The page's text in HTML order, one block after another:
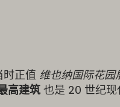
正值 维也纳国际花园
高建筑 也是 20 世纪